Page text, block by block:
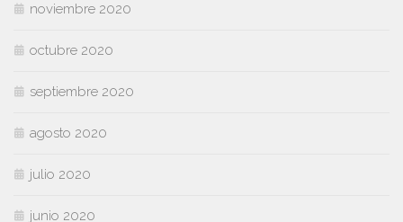
noviembre 2020
octubre 2020
septiembre 2020
agosto 2020
julio 2020
junio 2020